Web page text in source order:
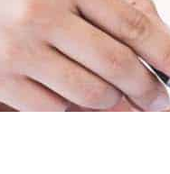
היו קוראים…